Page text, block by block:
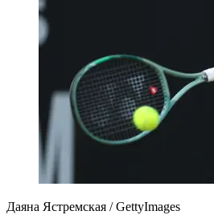
Даяна Ястремская / GettyImages